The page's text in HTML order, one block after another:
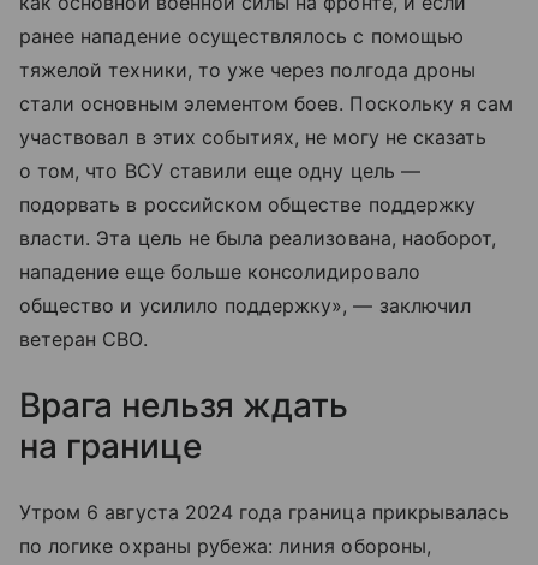
ранее нападение осуществлялось с помощью
тяжелой техники, то уже через полгода дроны
стали основным элементом боев. Поскольку я сам
участвовал в этих событиях, не могу не сказать
о том, что ВСУ ставили еще одну цель —
подорвать в российском обществе поддержку
власти. Эта цель не была реализована, наоборот,
нападение еще больше консолидировало
общество и усилило поддержку», — заключил
ветеран СВО.
Врага нельзя ждать
на границе
Утром 6 августа 2024 года граница прикрывалась
по логике охраны рубежа: линия обороны,